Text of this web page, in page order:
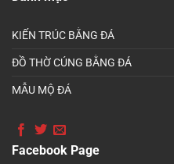
KIẾN TRÚC BẰNG ĐÁ
ĐỒ THỜ CÚNG BẰNG ĐÁ
MẪU MỘ ĐÁ
Facebook Page